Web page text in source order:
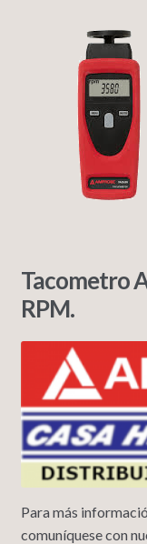
Tacometro
RPM.
Para más
comuníquese con